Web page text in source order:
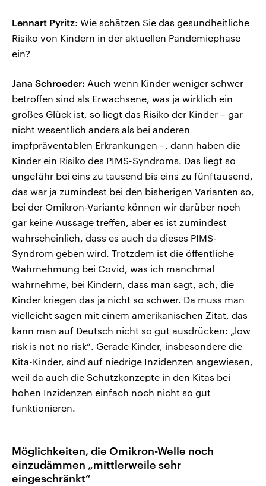
Lennart Pyritz: Wie schätzen Sie das gesundheitliche
Risiko von Kindern in der aktuellen Pandemiephase
ein?
Jana Schroeder: Auch wenn Kinder weniger schwer
betroffen sind als Erwachsene, was ja wirklich ein
großes Glück ist, so liegt das Risiko der Kinder – gar
nicht wesentlich anders als bei anderen
impfpräventablen Erkrankungen –, dann haben die
Kinder ein Risiko des PIMS-Syndroms. Das liegt so
ungefähr bei eins zu tausend bis eins zu fünftausend,
das war ja zumindest bei den bisherigen Varianten so,
bei der Omikron-Variante können wir darüber noch
gar keine Aussage treffen, aber es ist zumindest
wahrscheinlich, dass es auch da dieses PIMS-
Syndrom geben wird. Trotzdem ist die öffentliche
Wahrnehmung bei Covid, was ich manchmal
wahrnehme, bei Kindern, dass man sagt, ach, die
Kinder kriegen das ja nicht so schwer. Da muss man
vielleicht sagen mit einem amerikanischen Zitat, das
kann man auf Deutsch nicht so gut ausdrücken: „low
risk is not no risk“. Gerade Kinder, insbesondere die
Kita-Kinder, sind auf niedrige Inzidenzen angewiesen,
weil da auch die Schutzkonzepte in den Kitas bei
hohen Inzidenzen einfach noch nicht so gut
funktionieren.
Möglichkeiten, die Omikron-Welle noch
einzudämmen „mittlerweile sehr
eingeschränkt“